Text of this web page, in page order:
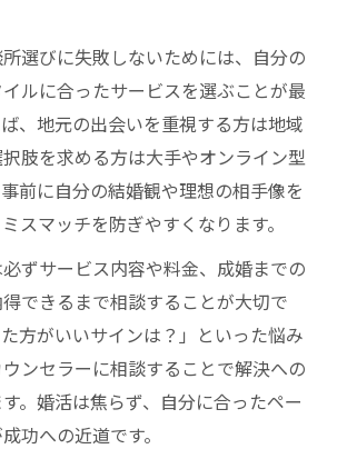
選びに失敗しないためには、自分の
ルに合ったサービスを選ぶことが最
、地元の出会いを重視する方は地域
肢を求める方は大手やオンライン型
前に自分の結婚観や理想の相手像を
スマッチを防ぎやすくなります。
ずサービス内容や料金、成婚までの
できるまで相談することが大切で
方がいいサインは？」といった悩み
ンセラーに相談することで解決への
。婚活は焦らず、自分に合ったペー
功への近道です。